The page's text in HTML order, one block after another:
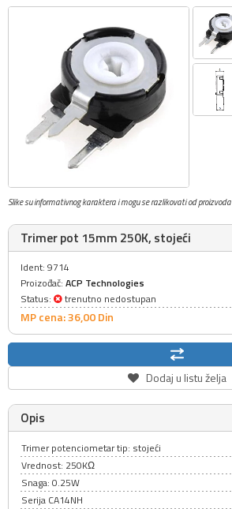
Slike su informativnog karaktera i mogu se razlikovati od proizvoda
Trimer pot 15mm 250K, stojeći
Ident: 9714
Proizođač: ACP Technologies
Status:
trenutno nedostupan
MP cena: 36,00Din
Dodaj u listu želja
Opis
Trimer potenciometar tip: stojeći
Vrednost: 250KΩ
Snaga: 0.25W
Serija CA14NH